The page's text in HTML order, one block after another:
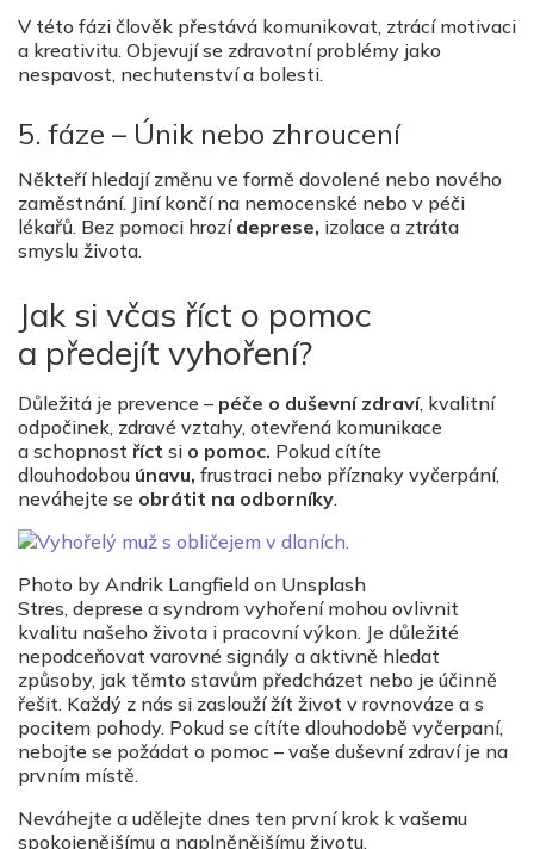
V této fázi člověk přestává komunikovat, ztrácí motivaci
a kreativitu. Objevují se zdravotní problémy jako
nespavost, nechutenství a bolesti.
5. fáze – Únik nebo zhroucení
Někteří hledají změnu ve formě dovolené nebo nového
zaměstnání. Jiní končí na nemocenské nebo v péči
lékařů. Bez pomoci hrozí deprese, izolace a ztráta
smyslu života.
Jak si včas říct o pomoc
a předejít vyhoření?
Důležitá je prevence – péče o duševní zdraví, kvalitní
odpočinek, zdravé vztahy, otevřená komunikace
a schopnost říct si o pomoc. Pokud cítíte
dlouhodobou únavu, frustraci nebo příznaky vyčerpání,
neváhejte se obrátit na odborníky.
Photo by Andrik Langfield on Unsplash
Stres, deprese a syndrom vyhoření mohou ovlivnit
kvalitu našeho života i pracovní výkon. Je důležité
nepodceňovat varovné signály a aktivně hledat
způsoby, jak těmto stavům předcházet nebo je účinně
řešit. Každý z nás si zaslouží žít život v rovnováze a s
pocitem pohody. Pokud se cítíte dlouhodobě vyčerpaní,
nebojte se požádat o pomoc – vaše duševní zdraví je na
prvním místě.
Neváhejte a udělejte dnes ten první krok k vašemu
spokojenějšímu a naplněnějšímu životu.